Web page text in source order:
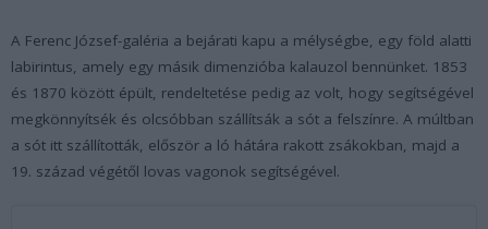
A Ferenc József-galéria a bejárati kapu a mélységbe, egy föld alatti
labirintus, amely egy másik dimenzióba kalauzol bennünket. 1853
és 1870 között épült, rendeltetése pedig az volt, hogy segítségével
megkönnyítsék és olcsóbban szállítsák a sót a felszínre. A múltban
a sót itt szállították, először a ló hátára rakott zsákokban, majd a
19. század végétől lovas vagonok segítségével.